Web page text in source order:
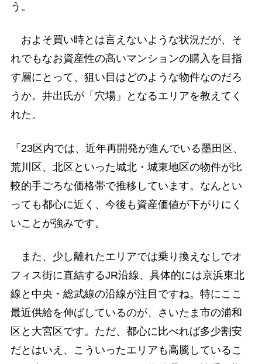
う。
およそ買い時とは言えないような状況だが、そ
れでもなお資産性の高いマンションの購入を目指
す層にとって、狙い目はどのような物件なのだろ
うか。井出氏が「穴場」となるエリアを教えてく
れた。
「23区内では、近年再開発が進んでいる墨田区、
荒川区、北区といった城北・城東地区の物件が比
較的手ごろな価格帯で推移しています。なんとい
っても都心に近く、今後も資産価値が下がりにく
いことが強みです。
また、少し離れたエリアでは乗り換えなしでオ
フィス街に直結するJR沿線、具体的には京浜東北
線と中央・総武線の沿線が注目ですね。特にここ
最近供給を伸ばしているのが、さいたま市の浦和
区と大宮区です。ただ、都心に比べれば多少割安
だとはいえ、こういったエリアも高騰しているこ